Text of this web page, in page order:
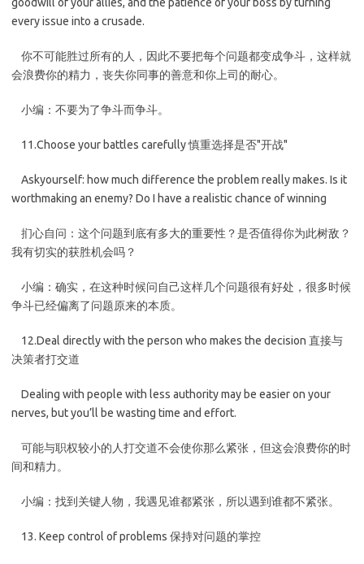
every issue into a crusade.
你不可能胜过所有的人，因此不要把每个问题都变成争斗，这样就
会浪费你的精力，丧失你同事的善意和你上司的耐心。
小编：不要为了争斗而争斗。
11.Choose your battles carefully 慎重选择是否"开战"
Askyourself: how much difference the problem really makes. Is it
worthmaking an enemy? Do I have a realistic chance of winning
扪心自问：这个问题到底有多大的重要性？是否值得你为此树敌？
我有切实的获胜机会吗？
小编：确实，在这种时候问自己这样几个问题很有好处，很多时候
争斗已经偏离了问题原来的本质。
12.Deal directly with the person who makes the decision 直接与
决策者打交道
Dealing with people with less authority may be easier on your
nerves, but you’ll be wasting time and effort.
可能与职权较小的人打交道不会使你那么紧张，但这会浪费你的时
间和精力。
小编：找到关键人物，我遇见谁都紧张，所以遇到谁都不紧张。
13. Keep control of problems 保持对问题的掌控